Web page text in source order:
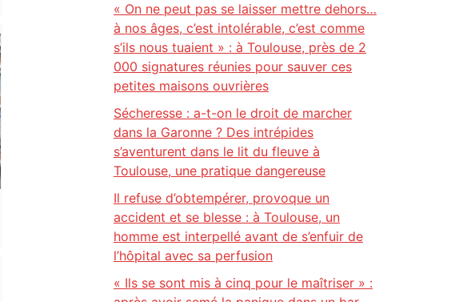
« On ne peut pas se laisser mettre dehors…
à nos âges, c’est intolérable, c’est comme
s’ils nous tuaient » : à Toulouse, près de 2
000 signatures réunies pour sauver ces
petites maisons ouvrières
Sécheresse : a-t-on le droit de marcher
dans la Garonne ? Des intrépides
s’aventurent dans le lit du fleuve à
Toulouse, une pratique dangereuse
Il refuse d’obtempérer, provoque un
accident et se blesse : à Toulouse, un
homme est interpellé avant de s’enfuir de
l’hôpital avec sa perfusion
« Ils se sont mis à cinq pour le maîtriser » :